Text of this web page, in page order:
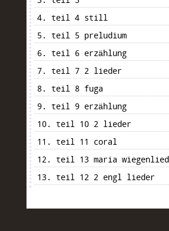
4. teil 4 still
5. teil 5 preludium
6. teil 6 erzählung
7. teil 7 2 lieder
8. teil 8 fuga
9. teil 9 erzählung
10. teil 10 2 lieder
11. teil 11 coral
12. teil 13 maria wiegenlied
13. teil 12 2 engl lieder